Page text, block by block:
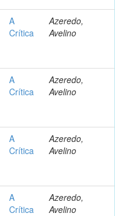
A
Crítica
Azeredo,
Avelino
A
Crítica
Azeredo,
Avelino
A
Crítica
Azeredo,
Avelino
A
Crítica
Azeredo,
Avelino